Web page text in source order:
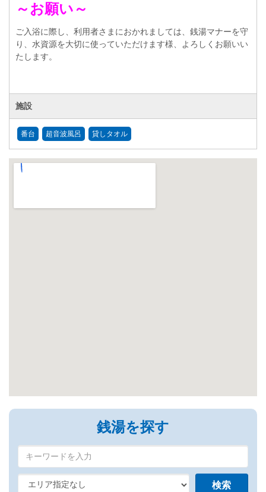
～お願い～
ご入浴に際し、利用者さまにおかれましては、銭湯マナーを守
り、水資源を大切に使っていただけます様、よろしくお願いい
たします。
施設
番台 超音波風呂 貸しタオル
銭湯を探す